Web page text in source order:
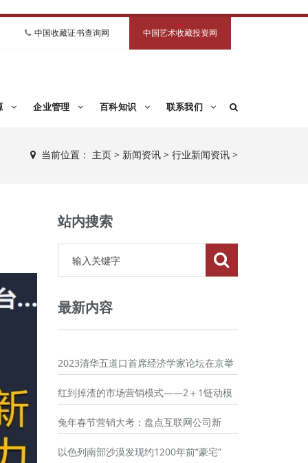
中国收藏证书查询网 中国艺术收藏投资网
企业管理 百科知识 联系我们
当前位置： 主页 > 新闻资讯 > 行业新闻资讯 >
站内搜索
最新内容
2023清华五道口首席经济学家论坛在京举
红到掉渣的市场营销模式——2＋1链动模
兔年春节营销大考：盘点互联网公司新
以色列南部沙漠发现约1200年前“豪宅”